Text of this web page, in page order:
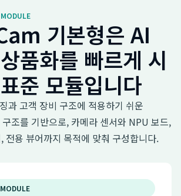
기본형은 AI
품화를 빠르게 시
준 모듈입니다
과 고객 장비 구조에 적용하기 쉬운
조를 기반으로, 카메라 센서와 NPU 보드,
전용 뷰어까지 목적에 맞춰 구성합니다.